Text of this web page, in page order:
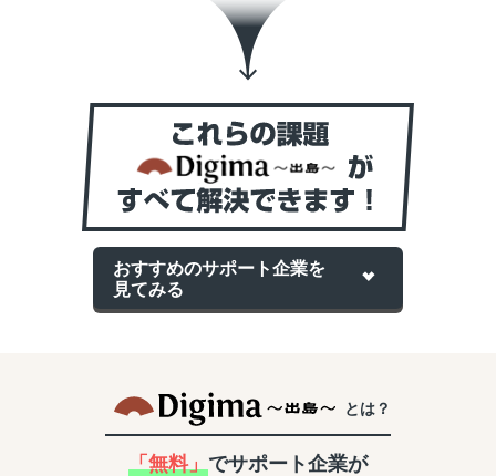
おすすめのサポート企業を
見てみる
とは？
「無料」 でサポート企業が